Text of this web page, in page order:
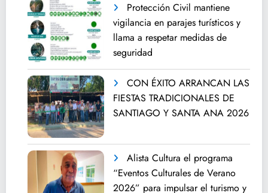
Protección Civil mantiene
vigilancia en parajes turísticos y
llama a respetar medidas de
seguridad
CON ÉXITO ARRANCAN LAS
FIESTAS TRADICIONALES DE
SANTIAGO Y SANTA ANA 2026
Alista Cultura el programa
“Eventos Culturales de Verano
2026” para impulsar el turismo y